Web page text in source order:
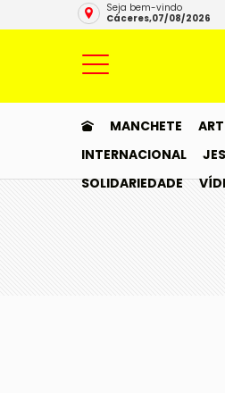
Seja bem-vindo
Cáceres,07/08/2026
MANCHETE
INTERNACIONAL
SOLIDARIEDADE